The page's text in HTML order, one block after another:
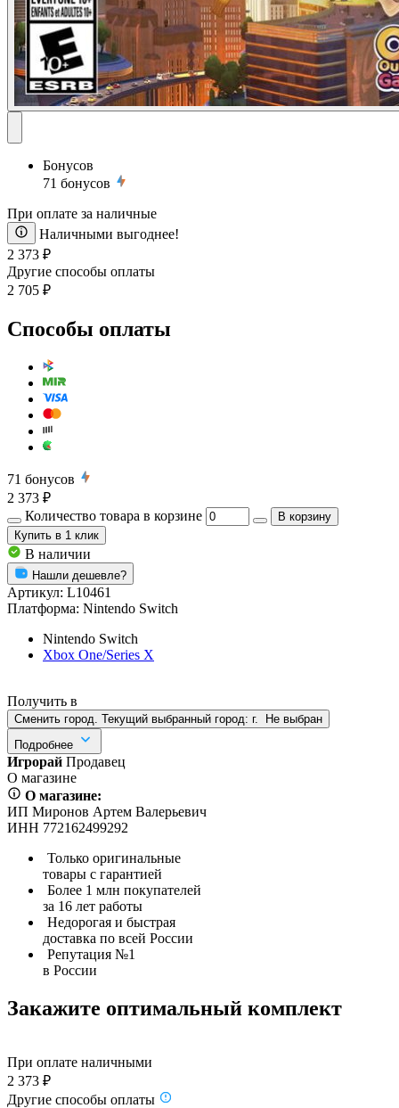
Бонусов
71 бонусов
При оплате за наличные
Наличными выгоднее!
2 373 ₽
Другие способы оплаты
2 705 ₽
Способы оплаты
71 бонусов
2 373 ₽
Количество товара в корзине
В корзину
Купить в 1 клик
В наличии
Нашли дешевле?
Артикул: L10461
Платформа: Nintendo Switch
Nintendo Switch
Xbox One/Series X
Получить в
Сменить город. Текущий выбранный город: г.
Не выбран
Подробнее
Игрорай Продавец
О магазине
О магазине:
ИП Миронов Артем Валерьевич
ИНН 772162499292
Только оригинальные
товары с гарантией
Более 1 млн покупателей
за 16 лет работы
Недорогая и быстрая
доставка по всей России
Репутация №1
в России
Закажите оптимальный комплект
При оплате наличными
2 373 ₽
Другие способы оплаты